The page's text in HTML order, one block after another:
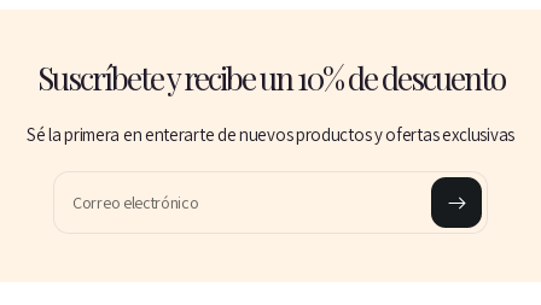
Suscríbete y recibe un 10% de descuento
Sé la primera en enterarte de nuevos productos y ofertas exclusivas
Correo electrónico